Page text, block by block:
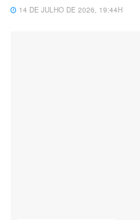
14 DE JULHO DE 2026, 19:44H